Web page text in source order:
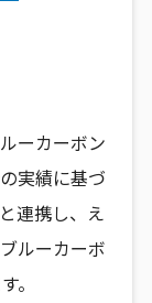
ーカーボン
実績に基づ
連携し、え
ルーカーボ
。